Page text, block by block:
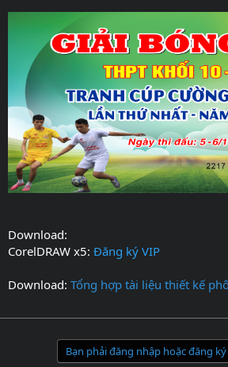
Download:
CorelDRAW x5: Đăng ký VIP
Download: Tổng hợp tài liệu thiết kế
Bạn phải đăng nhập hoặc đăng